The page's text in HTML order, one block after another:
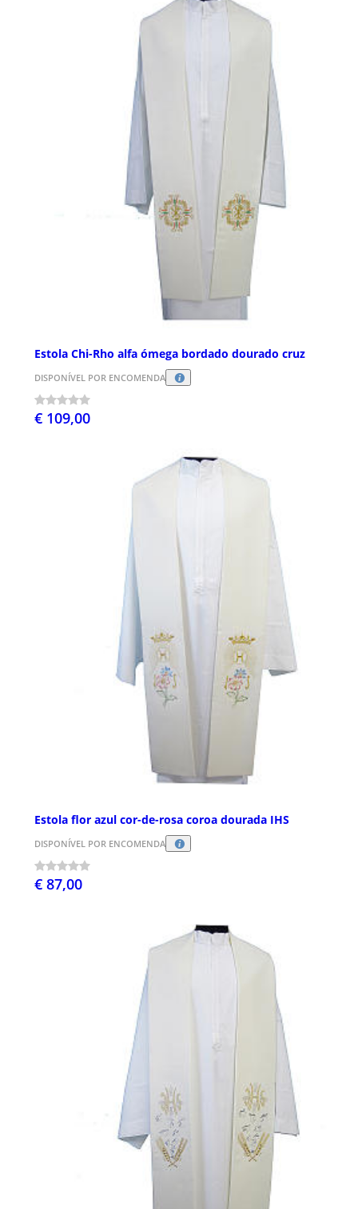
Estola Chi-Rho alfa ómega bordado dourado cruz
DISPONÍVEL POR ENCOMENDA
€ 109,00
Estola flor azul cor-de-rosa coroa dourada IHS
DISPONÍVEL POR ENCOMENDA
€ 87,00